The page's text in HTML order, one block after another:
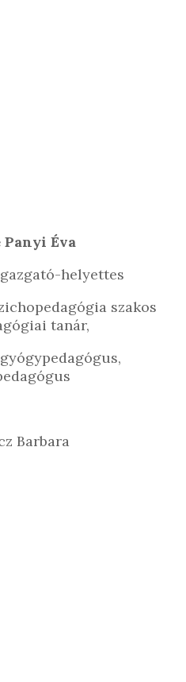
Panyi Éva
helyettes
szakos
tanár,